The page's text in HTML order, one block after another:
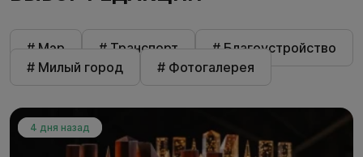
# Мэр # Транспорт
# Благоустройство
# Милый город
# Фотогалерея
4 дня назад